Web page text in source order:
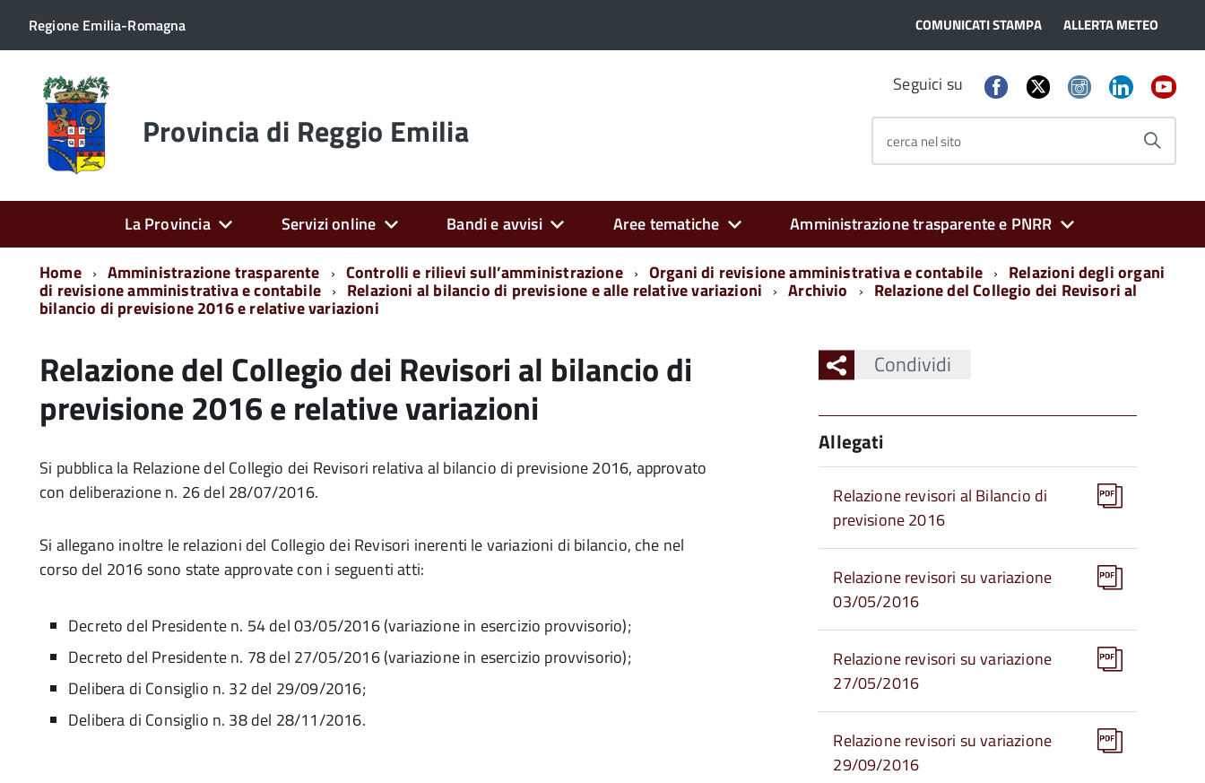
Regione Emilia-Romagna COMUNICATI STAMPA ALLERTA METEO
Torna
alla
home
page Provincia di Reggio Emilia
Seguici su
cerca nel sito
La Provincia Servizi online Bandi e avvisi Aree tematiche
Amministrazione trasparente e PNRR
Home
Amministrazione trasparente Controlli e rilievi sull’amministrazione Organi di revisione amministrativa e contabile Relazioni degli organi
di revisione amministrativa e contabile Relazioni al bilancio di previsione e alle relative variazioni Archivio Relazione del Collegio dei Revisori al
bilancio di previsione 2016 e relative variazioni
Relazione del Collegio dei Revisori al bilancio di
previsione 2016 e relative variazioni
Si pubblica la Relazione del Collegio dei Revisori relativa al bilancio di previsione 2016, approvato
con deliberazione n. 26 del 28/07/2016.
Si allegano inoltre le relazioni del Collegio dei Revisori inerenti le variazioni di bilancio, che nel
corso del 2016 sono state approvate con i seguenti atti:
Decreto del Presidente n. 54 del 03/05/2016 (variazione in esercizio provvisorio);
Decreto del Presidente n. 78 del 27/05/2016 (variazione in esercizio provvisorio);
Delibera di Consiglio n. 32 del 29/09/2016;
Delibera di Consiglio n. 38 del 28/11/2016.
Condividi
Allegati
Relazione revisori al Bilancio di
previsione 2016
Relazione revisori su variazione
03/05/2016
Relazione revisori su variazione
27/05/2016
Relazione revisori su variazione
29/09/2016